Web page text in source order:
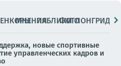
МНЕНИЯПАБЛИКИ
ФОТОЛОНГРИДЫ
новые спортивные
управленческих кадров и